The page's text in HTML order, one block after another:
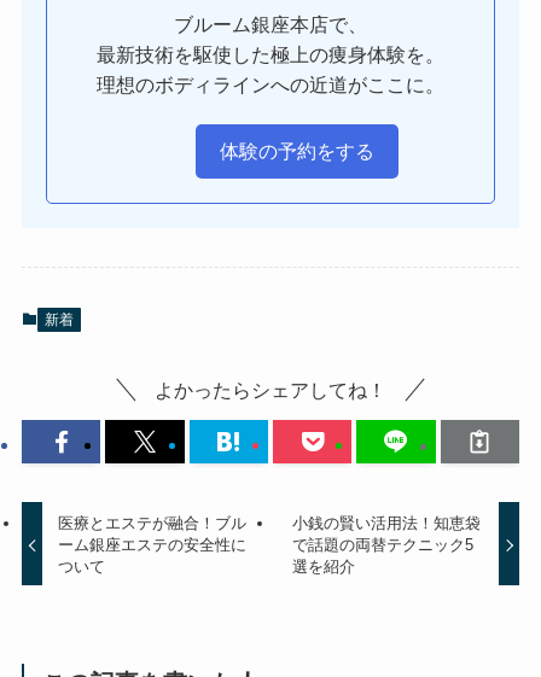
ブルーム銀座本店で、
最新技術を駆使した極上の痩身体験を。
理想のボディラインへの近道がここに。
体験の予約をする
新着
よかったらシェアしてね！
医療とエステが融合！ブル
ーム銀座エステの安全性に
ついて
小銭の賢い活用法！知恵袋
で話題の両替テクニック5
選を紹介